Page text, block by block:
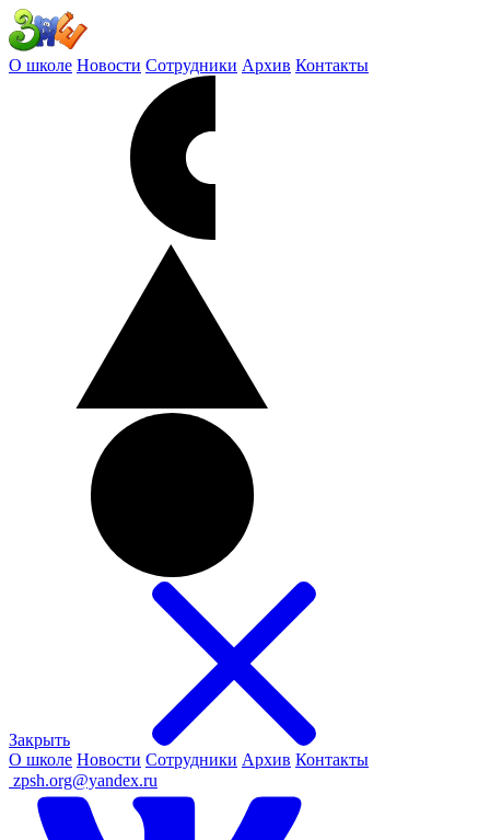
О школе Новости Сотрудники Архив Контакты
Закрыть
О школе Новости Сотрудники Архив Контакты
zpsh.org@yandex.ru